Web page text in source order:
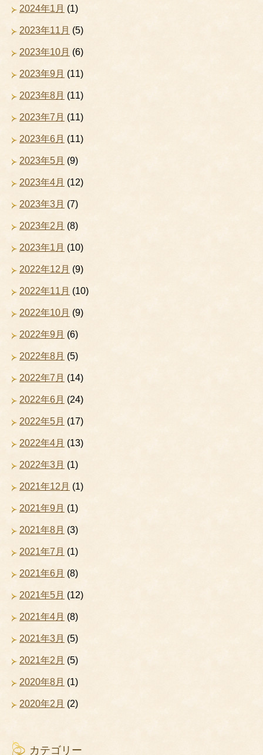
2024年1月 (1)
2023年11月 (5)
2023年10月 (6)
2023年9月 (11)
2023年8月 (11)
2023年7月 (11)
2023年6月 (11)
2023年5月 (9)
2023年4月 (12)
2023年3月 (7)
2023年2月 (8)
2023年1月 (10)
2022年12月 (9)
2022年11月 (10)
2022年10月 (9)
2022年9月 (6)
2022年8月 (5)
2022年7月 (14)
2022年6月 (24)
2022年5月 (17)
2022年4月 (13)
2022年3月 (1)
2021年12月 (1)
2021年9月 (1)
2021年8月 (3)
2021年7月 (1)
2021年6月 (8)
2021年5月 (12)
2021年4月 (8)
2021年3月 (5)
2021年2月 (5)
2020年8月 (1)
2020年2月 (2)
カテゴリー